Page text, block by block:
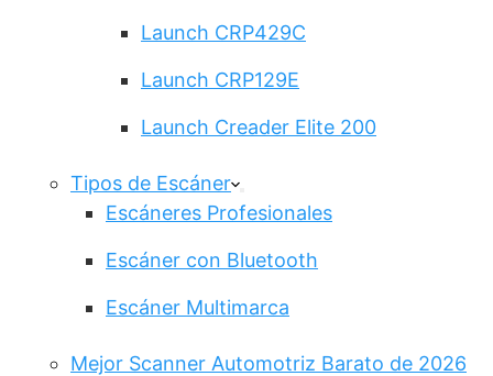
Launch CRP429C
Launch CRP129E
Launch Creader Elite 200
Tipos de Escáner
Escáneres Profesionales
Escáner con Bluetooth
Escáner Multimarca
Mejor Scanner Automotriz Barato de 2026